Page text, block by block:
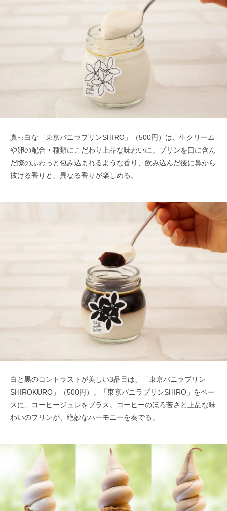
真っ白な「東京バニラプリンSHIRO」（500円）は、生クリーム
や卵の配合・種類にこだわり上品な味わいに。プリンを口に含ん
だ際のふわっと包み込まれるような香り、飲み込んだ後に鼻から
抜ける香りと、異なる香りが楽しめる。
白と黒のコントラストが美しい3品目は、「東京バニラプリン
SHIROKURO」（500円）。「東京バニラプリンSHIRO」をベー
スに、コーヒージュレをプラス。コーヒーのほろ苦さと上品な味
わいのプリンが、絶妙なハーモニーを奏でる。